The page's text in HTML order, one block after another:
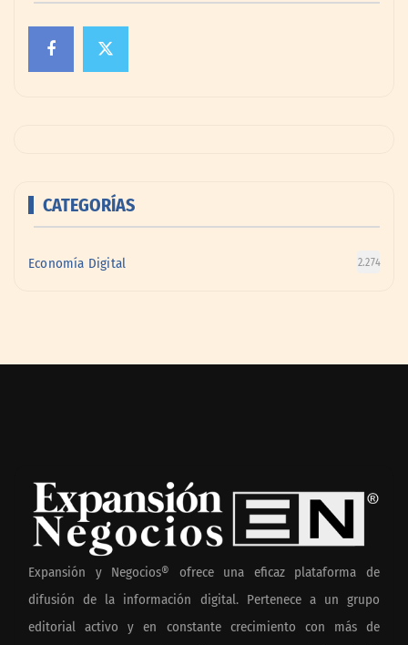
CATEGORÍAS
Economía Digital 2.274
Expansión y Negocios® ofrece una eficaz plataforma de
difusión de la información digital. Pertenece a un grupo
editorial activo y en constante crecimiento con más de